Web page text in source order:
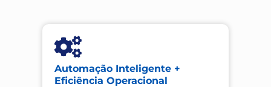
Automação Inteligente +
Eficiência Operacional